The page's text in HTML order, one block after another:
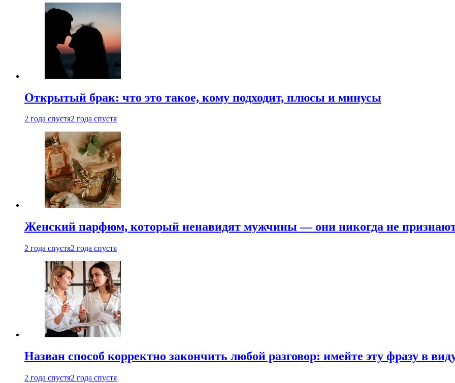
Открытый брак: что это такое, кому подходит, плюсы и минусы
2 года спустя2 года спустя
Женский парфюм, который ненавидят мужчины — они никогда не
2 года спустя2 года спустя
Назван способ корректно закончить любой разговор: имейте эту фразу в
2 года спустя2 года спустя